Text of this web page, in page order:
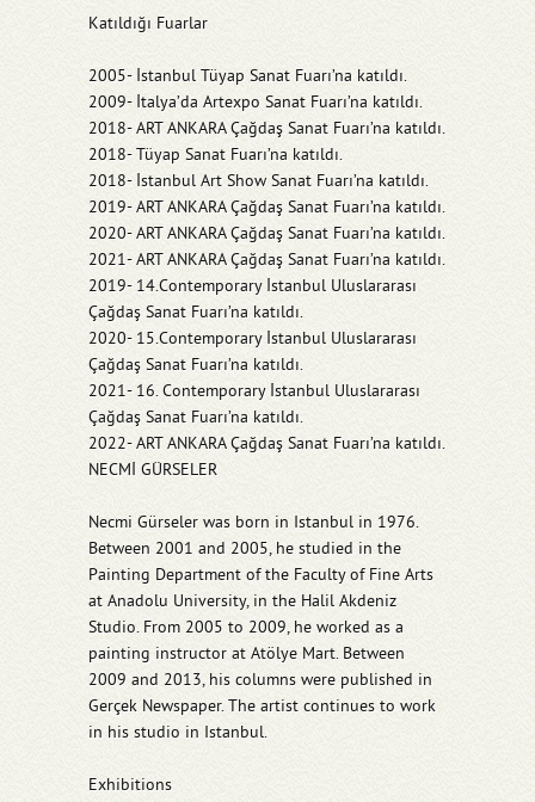
Katıldığı Fuarlar
2005- İstanbul Tüyap Sanat Fuarı’na katıldı.
2009- İtalya’da Artexpo Sanat Fuarı’na katıldı.
2018- ART ANKARA Çağdaş Sanat Fuarı’na katıldı.
2018- Tüyap Sanat Fuarı’na katıldı.
2018- İstanbul Art Show Sanat Fuarı’na katıldı.
2019- ART ANKARA Çağdaş Sanat Fuarı’na katıldı.
2020- ART ANKARA Çağdaş Sanat Fuarı’na katıldı.
2021- ART ANKARA Çağdaş Sanat Fuarı’na katıldı.
2019- 14.Contemporary İstanbul Uluslararası
Çağdaş Sanat Fuarı’na katıldı.
2020- 15.Contemporary İstanbul Uluslararası
Çağdaş Sanat Fuarı’na katıldı.
2021- 16. Contemporary İstanbul Uluslararası
Çağdaş Sanat Fuarı’na katıldı.
2022- ART ANKARA Çağdaş Sanat Fuarı’na katıldı.
NECMİ GÜRSELER
Necmi Gürseler was born in Istanbul in 1976.
Between 2001 and 2005, he studied in the
Painting Department of the Faculty of Fine Arts
at Anadolu University, in the Halil Akdeniz
Studio. From 2005 to 2009, he worked as a
painting instructor at Atölye Mart. Between
2009 and 2013, his columns were published in
Gerçek Newspaper. The artist continues to work
in his studio in Istanbul.
Exhibitions